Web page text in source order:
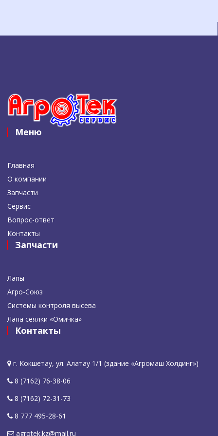
Меню
Главная
О компании
Запчасти
Сервис
Вопрос-ответ
Контакты
Запчасти
Лапы
Агро-Союз
Системы контроля высева
Лапа сеялки «Омичка»
Контакты
г. Кокшетау, ул. Алатау 1/1 (здание «Агромаш Холдинг»)
8 (7162) 76-38-06
8 (7162) 72-31-73
8 777 495-28-61
agrotek.kz@mail.ru